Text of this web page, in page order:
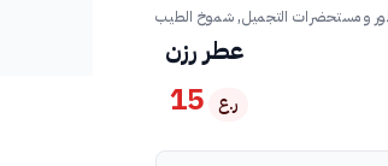
و مستحضرات التجميل, شموخ الطيب
عطر رزن
15 ر.ع